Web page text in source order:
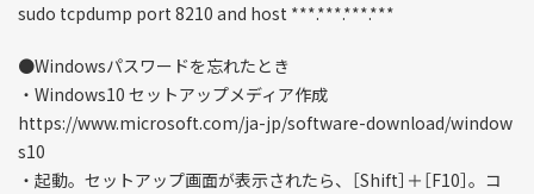
sudo tcpdump port 8210 and host ***.***.***.***
●Windowsパスワードを忘れたとき
・Windows10 セットアップメディア作成
https://www.microsoft.com/ja-jp/software-download/window
s10
・起動。セットアップ画面が表示されたら、［Shift］＋［F10］。コ